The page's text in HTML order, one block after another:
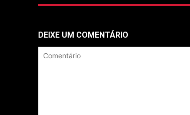
DEIXE UM COMENTÁRIO